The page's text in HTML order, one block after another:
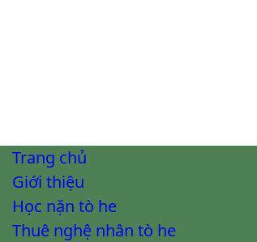
Trang chủ
Giới thiệu
Học nặn tò he
Thuê nghệ nhân tò he